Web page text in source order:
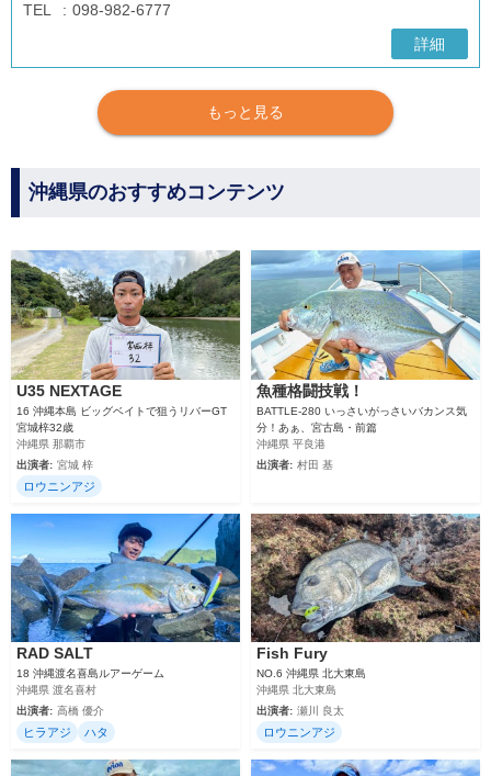
TEL
098-982-6777
詳細
もっと見る
沖縄県のおすすめコンテンツ
U35 NEXTAGE
16 沖縄本島 ビッグベイトで狙うリバーGT
宮城梓32歳
沖縄県 那覇市
出演者: 宮城 梓
ロウニンアジ
魚種格闘技戦！
BATTLE-280 いっさいがっさいバカンス気
分！あぁ、宮古島・前篇
沖縄県 平良港
出演者: 村田 基
RAD SALT
18 沖縄渡名喜島ルアーゲーム
沖縄県 渡名喜村
出演者: 高橋 優介
ヒラアジ ハタ
Fish Fury
NO.6 沖縄県 北大東島
沖縄県 北大東島
出演者: 瀬川 良太
ロウニンアジ